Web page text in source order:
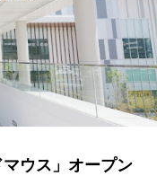
ウス」オープン